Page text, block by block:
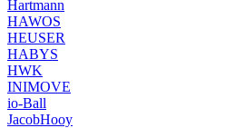
Hartmann
HAWOS
HEUSER
HABYS
HWK
INIMOVE
io-Ball
JacobHooy